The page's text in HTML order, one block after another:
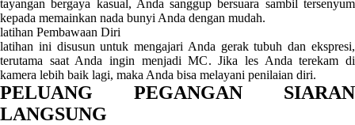
tayangan bergaya kasual, Anda sanggup bersuara sambil tersenyum
kepada memainkan nada bunyi Anda dengan mudah.
latihan Pembawaan Diri
latihan ini disusun untuk mengajari Anda gerak tubuh dan ekspresi,
terutama saat Anda ingin menjadi MC. Jika les Anda terekam di
kamera lebih baik lagi, maka Anda bisa melayani penilaian diri.
PELUANG PEGANGAN SIARAN
LANGSUNG